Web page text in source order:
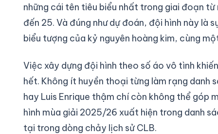
những cái tên tiêu biểu nhất trong giai đoạn
đến 25. Và đúng như dự đoán, đội hình này là
biểu tượng của kỷ nguyên hoàng kim, cùng
Việc xây dựng đội hình theo số áo vô tình
hết. Không ít huyền thoại từng làm rạng danh
hay Luis Enrique thậm chí còn không thể
hình mùa giải 2025/26 xuất hiện trong danh
tại trong dòng chảy lịch sử CLB.